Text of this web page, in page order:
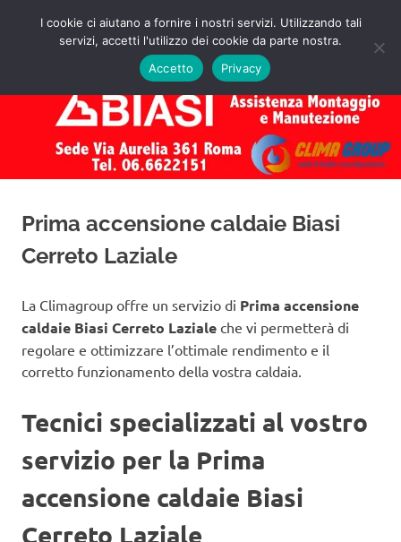
Assistenza
Caldaie
Biasi
Roma
Preventivo!
MENU
Prima accensione caldaie Biasi
Cerreto Laziale
La Climagroup offre un servizio di Prima accensione
caldaie Biasi Cerreto Laziale che vi permetterà di
regolare e ottimizzare l’ottimale rendimento e il
corretto funzionamento della vostra caldaia.
Tecnici specializzati al vostro
servizio per la Prima
accensione caldaie Biasi
Cerreto Laziale
I cookie ci aiutano a fornire i nostri servizi. Utilizzando tali
servizi, accetti l'utilizzo dei cookie da parte nostra.
Accetto
Privacy